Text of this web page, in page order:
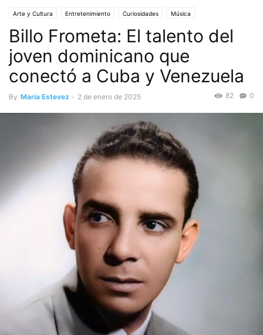
Arte y Cultura Entretenimiento Curiosidades Música
Billo Frometa: El talento del
joven dominicano que
conectó a Cuba y Venezuela
By María Estevez - 2 de enero de 2025 0
82